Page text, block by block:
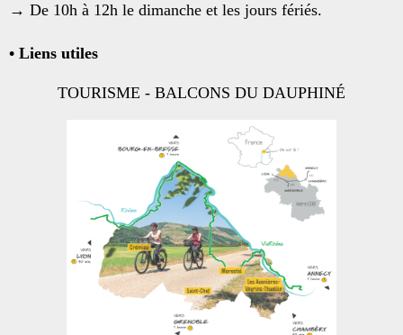
→ De 10h à 12h le dimanche et les jours fériés.
• Liens utiles
TOURISME - BALCONS DU DAUPHINÉ